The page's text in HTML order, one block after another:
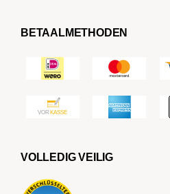
BETAALMETHODEN
VOLLEDIG VEILIG